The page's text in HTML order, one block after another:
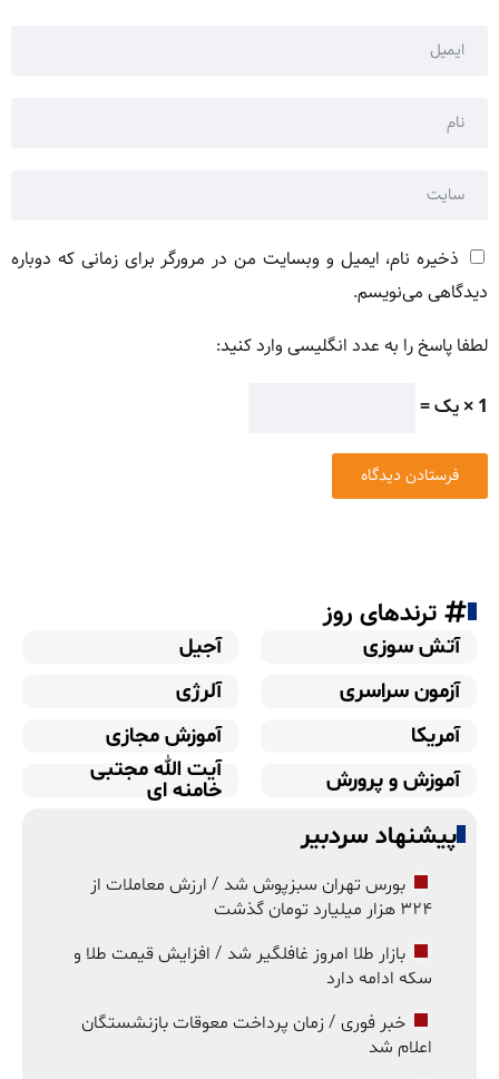
ذخیره نام، ایمیل و وبسایت من در مرورگر برای زمانی که دوباره
دیدگاهی می‌نویسم.
لطفا پاسخ را به عدد انگلیسی وارد کنید:
1 × یک =
ترندهای روز
آتش سوزی
آجیل
آزمون سراسری
آلرژی
آمریکا
آموزش مجازی
آموزش و پرورش
آیت الله مجتبی
خامنه ای
پیشنهاد سردبیر
بورس تهران سبزپوش شد / ارزش معاملات از
۳۲۴ هزار میلیارد تومان گذشت
بازار طلا امروز غافلگیر شد / افزایش قیمت طلا و
سکه ادامه دارد
خبر فوری / زمان پرداخت معوقات بازنشستگان
اعلام شد